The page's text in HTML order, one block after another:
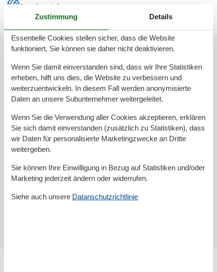
Sportbereich
Zustimmung Details
Essentielle Cookies stellen sicher, dass die Website
funktioniert, Sie können sie daher nicht deaktivieren.
Wenn Sie damit einverstanden sind, dass wir Ihre Statistiken
erheben, hilft uns dies, die Website zu verbessern und
weiterzuentwickeln. In diesem Fall werden anonymisierte
Daten an unsere Subunternehmer weitergeleitet.
Wenn Sie die Verwendung aller Cookies akzeptieren, erklären
Sie sich damit einverstanden (zusätzlich zu Statistiken), dass
wir Daten für personalisierte Marketingzwecke an Dritte
weitergeben.
Sie können Ihre Einwilligung in Bezug auf Statistiken und/oder
Marketing jederzeit ändern oder widerrufen.
Siehe auch unsere Datanschutzrichtlinie